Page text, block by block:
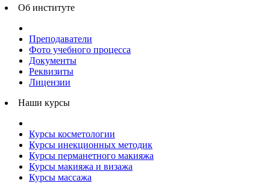
Об институте
Преподаватели
Фото учебного процесса
Документы
Реквизиты
Лицензии
Наши курсы
Курсы косметологии
Курсы инекционных методик
Курсы перманетного макияжа
Курсы макияжа и визажа
Курсы массажа